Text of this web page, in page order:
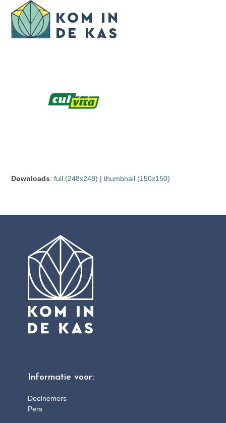
content
Open
mobile
menu
Close
mobile
menu
Downloads:full (248x248) |thumbnail (150x150)
Informatie voor:
Deelnemers
Pers